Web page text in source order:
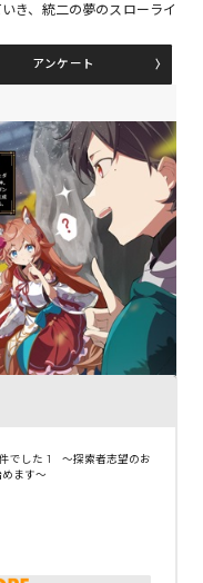
き、統二の夢のスローライ
アンケート
でした 1 ～探索者志望のお
ます～